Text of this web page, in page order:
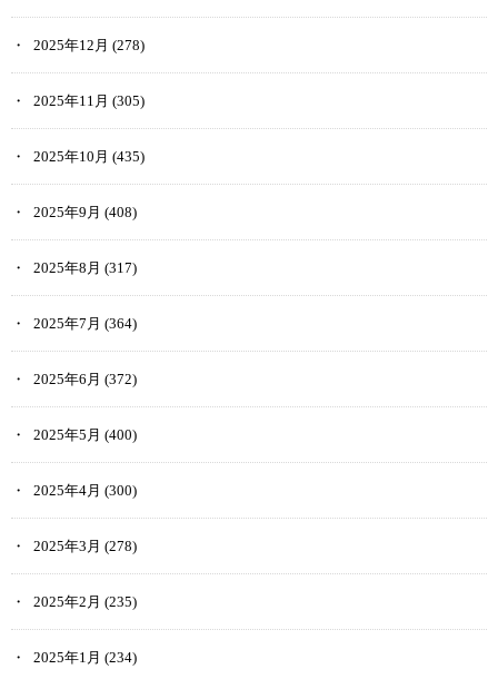
2025年12月 (278)
2025年11月 (305)
2025年10月 (435)
2025年9月 (408)
2025年8月 (317)
2025年7月 (364)
2025年6月 (372)
2025年5月 (400)
2025年4月 (300)
2025年3月 (278)
2025年2月 (235)
2025年1月 (234)